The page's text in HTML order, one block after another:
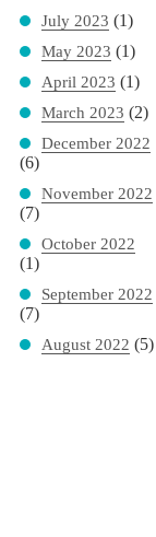
July 2023 (1)
May 2023 (1)
April 2023 (1)
March 2023 (2)
December 2022
(6)
November 2022
(7)
October 2022
(1)
September 2022
(7)
August 2022 (5)